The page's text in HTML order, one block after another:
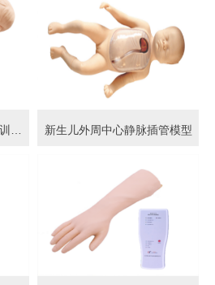
儿童股静脉与股动脉穿刺训练模型 新生儿外周中心静脉插管模型